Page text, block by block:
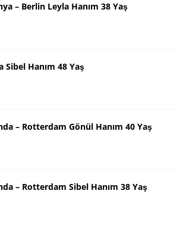
– Berlin Leyla Hanım 38 Yaş
Sibel Hanım 48 Yaş
– Rotterdam Gönül Hanım 40 Yaş
– Rotterdam Sibel Hanım 38 Yaş